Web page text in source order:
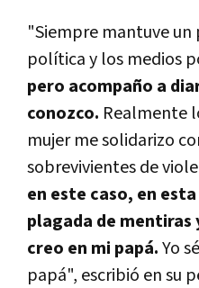
"Siempre mantuve
política y los medios
pero acompaño a
conozco. Realmente
mujer me solidarizo
sobrevivientes de
en este caso, en
plagada de mentiras
creo en mi papá.Yo
papá", escribió en su